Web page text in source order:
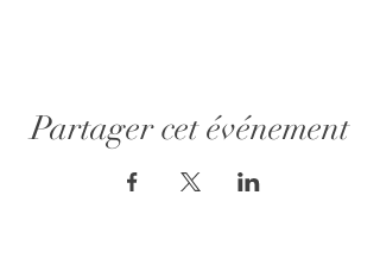
Partager cet événement